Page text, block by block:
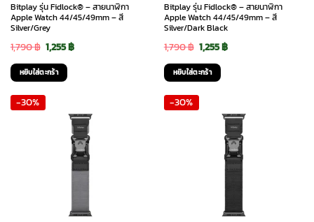
Bitplay รุ่น Fidlock® – สายนาฬิกา
Apple Watch 44/45/49mm – สี
Silver/Grey
1,790฿ Original
price
was:
1,790 ฿.
1,255฿Current
หยิบใส่ตะกร้า
Bitplay รุ่น Fidlock® – สายนาฬิกา
Apple Watch 44/45/49mm – สี
Silver/Dark Black
1,790฿ Original
price
was:
1,790 ฿.
1,255฿Current
หยิบใส่ตะกร้า
-30% -30%